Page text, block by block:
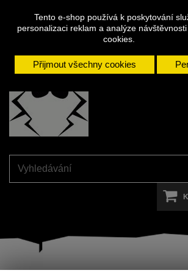
Tento e-shop používá k poskytování
personalizaci reklam a analýze
cookies.
Přijmout všechny cookies
Napište
nám